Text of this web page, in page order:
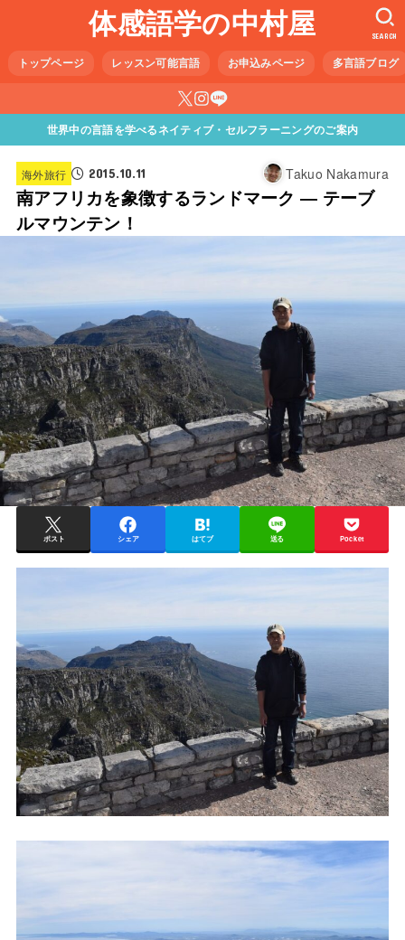
体感語学の中村屋
トップページ レッスン可能言語 お申込みページ 多言語ブログ
SEARCH
世界中の言語を学べるネイティブ・セルフラーニングのご案内
海外旅行 2015.10.11 Takuo Nakamura
南アフリカを象徴するランドマーク ― テーブ
ルマウンテン！
ポスト シェア はてブ 送る Pocket